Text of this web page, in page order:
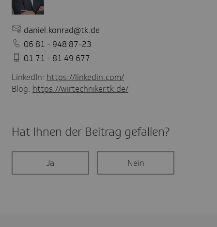
daniel.konrad@tk.de
06 81 - 948 87-23
01 71 - 81 49 677
LinkedIn: https://linkedin.com/
Blog: https://wirtechniker.tk.de/
Hat Ihnen der Beitrag gefal­len?
Ja Nein